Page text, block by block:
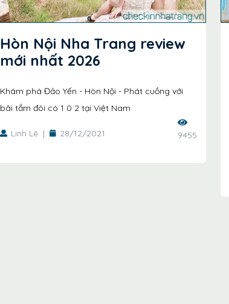
Hòn Nội Nha Trang review
mới nhất 2026
Khám phá Đảo Yến - Hòn Nội - Phát cuồng với
bãi tắm đôi có 1 0 2 tại Việt Nam
Linh Lê | 28/12/2021 9455